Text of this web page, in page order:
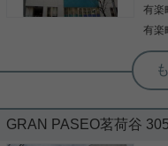
有楽
有楽
実用春日ホーム 茗荷谷駅
駅
面
GRAN PASEO茗荷谷 305